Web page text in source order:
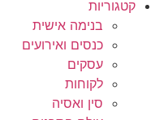
קטגוריות
בנימה אישית
כנסים ואירועים
עסקים
לקוחות
סין ואסיה